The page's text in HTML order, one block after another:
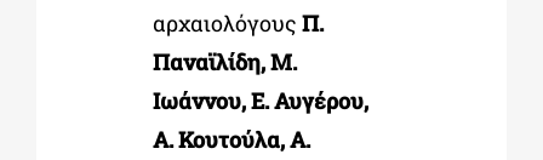
αρχαιολόγους Π.
Παναϊλίδη, Μ.
Ιωάννου, Ε. Αυγέρου,
Α. Κουτούλα, Α.